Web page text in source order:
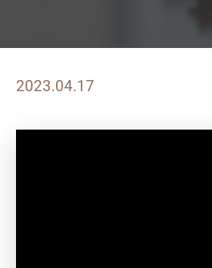
2023.04.17